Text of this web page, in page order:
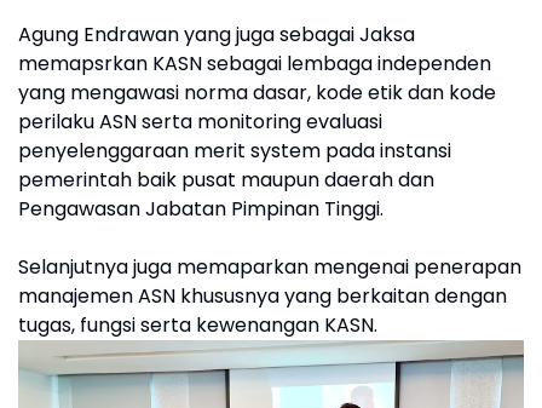
Agung Endrawan yang juga sebagai Jaksa
memapsrkan KASN sebagai lembaga independen
yang mengawasi norma dasar, kode etik dan kode
perilaku ASN serta monitoring evaluasi
penyelenggaraan merit system pada instansi
pemerintah baik pusat maupun daerah dan
Pengawasan Jabatan Pimpinan Tinggi.
Selanjutnya juga memaparkan mengenai penerapan
manajemen ASN khususnya yang berkaitan dengan
tugas, fungsi serta kewenangan KASN.